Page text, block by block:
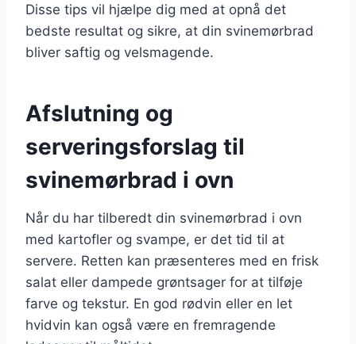
Disse tips vil hjælpe dig med at opnå det
bedste resultat og sikre, at din svinemørbrad
bliver saftig og velsmagende.
Afslutning og
serveringsforslag til
svinemørbrad i ovn
Når du har tilberedt din svinemørbrad i ovn
med kartofler og svampe, er det tid til at
servere. Retten kan præsenteres med en frisk
salat eller dampede grøntsager for at tilføje
farve og tekstur. En god rødvin eller en let
hvidvin kan også være en fremragende